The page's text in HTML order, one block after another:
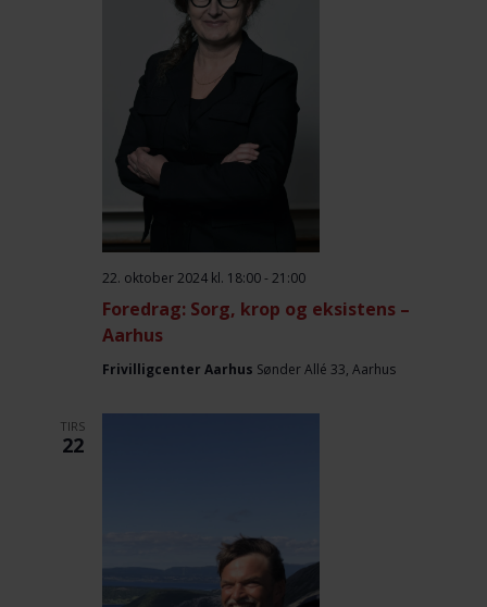
Foredrag: Sorg, krop og eksistens –
Aarhus
22. oktober 2024 kl. 18:00- 21:00
Frivilligcenter Aarhus Sønder Allé 33, Aarhus
TIRS
22